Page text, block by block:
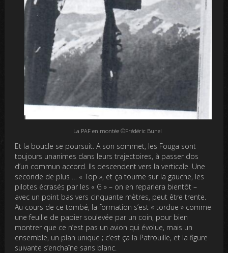
La PAF en montée ©Frédéric Bunel
Et la boucle se poursuit. A son sommet, les Fouga sont
toujours unanimes dans leurs trajectoires, à passer dos
d’un commun accord. Ils descendent vers la verticale. Une
seconde de plus … « Top », et ça tourne sur la gauche, les
pilotes écrasés par les « G » – on en reparlera bientôt –
avec un point bas vers cinquante mètres, peut être trente.
Au cours de ce tombé, la formation s’est « tordue » comme
une feuille de papier soulevée par un coin, pour bien
montrer que ce n’est pas un avion qui évolue, mais un
ensemble, un plan unique ; c’est ça la Patrouille, et la figure
suivante s’enchaîne sans blanc.